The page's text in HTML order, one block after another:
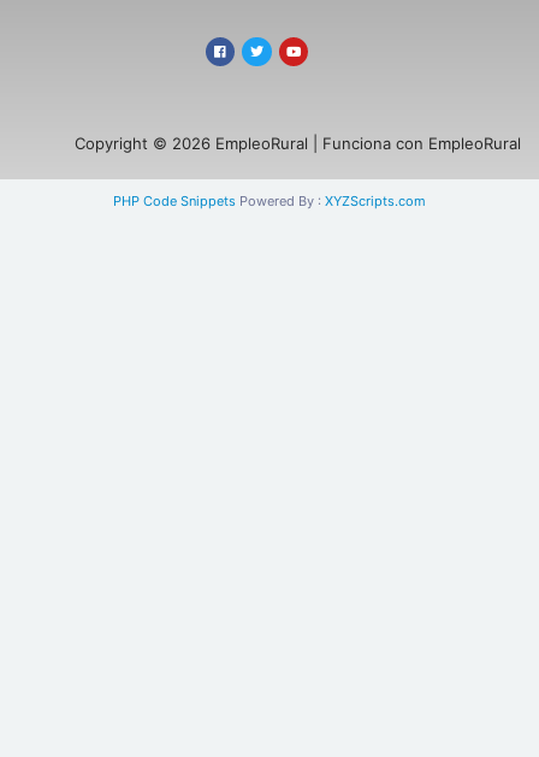
Copyright © 2026 EmpleoRural | Funciona con EmpleoRural
PHP Code Snippets Powered By : XYZScripts.com